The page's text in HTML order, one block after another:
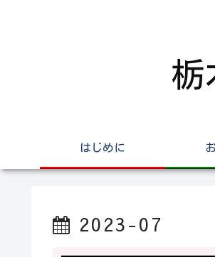
栃
はじめに
2023-07